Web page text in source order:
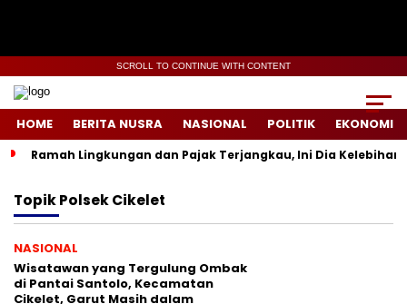
SCROLL TO CONTINUE WITH CONTENT
HOME BERITA NUSRA NASIONAL POLITIK EKONOMI
Ramah Lingkungan dan Pajak Terjangkau, Ini Dia
TopikPolsek Cikelet
NASIONAL
Wisatawan yang Tergulung Ombak
di Pantai Santolo, Kecamatan
Cikelet, Garut Masih dalam